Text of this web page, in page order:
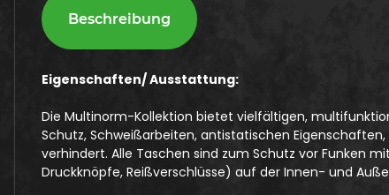
Beschreibung
Eigenschaften/ Ausstattung:
Die Multinorm-Kollektion bietet vielfältigen,
Schutz, Schweißarbeiten, antistatischen
verhindert. Alle Taschen sind zum Schutz vor Funken
Druckknöpfe, Reißverschlüsse) auf der Innen- und